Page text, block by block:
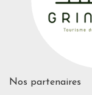
Nos partenaires